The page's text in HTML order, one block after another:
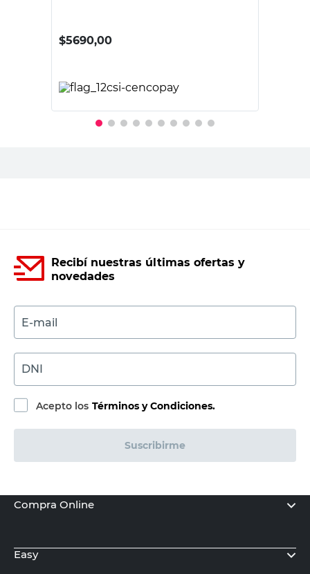
$5690,00
Recibí nuestras últimas ofertas y
novedades
E-mail
DNI
Acepto los Términos y Condiciones.
Suscribirme
Compra Online
Easy